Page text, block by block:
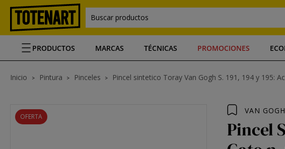
Buscar productos
PRODUCTOS MARCAS TÉCNICAS PROMOCIONES
Inicio Pintura Pinceles Pincel sintetico Toray Van Gogh S. 191, 194 y 195:
OFERTA
VAN GOGH
Pincel